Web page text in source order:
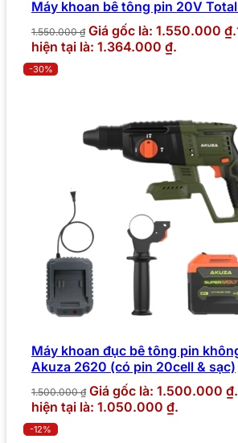
Máy khoan bê tông pin 20V Total
1.550.000₫ Giá gốc là: 1.550.000 ₫.
hiện tại là: 1.364.000 ₫.
-30%
Máy khoan đục bê tông pin
Akuza 2620 (có pin 20cell & sạc)
1.500.000₫ Giá gốc là: 1.500.000 ₫.
hiện tại là: 1.050.000 ₫.
-12%